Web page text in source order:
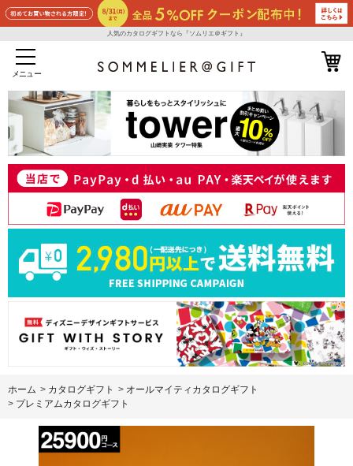
人気のカタログギフトなら『ソムリエ＠ギフト』
メニュー
ホーム > カタログギフト > オールマイティカタログギフト
> プレミアムカタログギフト